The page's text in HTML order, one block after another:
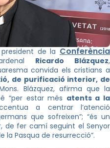
de la Conferència
Ricardo Blázquez,
convida els cristians a
de purificació interior, de
Blázquez, afirma que la
“per estar més atents a la
a centrar l’atenció
que sofreixen”; “és un
de fer camí seguint el Senyor
la Pasqua de resurrecció”.